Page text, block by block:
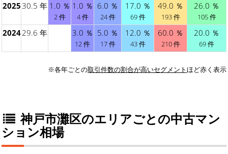
202530.5 年 1.0 ％
2 件
1.0 ％
4 件
6.0 ％
24 件
17.0 ％
69 件
49.0 ％
193 件
26.0 ％
105 件
202429.6 年 3.0 ％
12 件
5.0 ％
17 件
12.0 ％
43 件
60.0 ％
210 件
20.0 ％
69 件
※各年ごとの取引件数の割合が高いセグメントほど赤く表示
神戸市灘区のエリアごとの中古マン
ション相場